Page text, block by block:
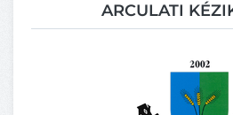
ARCULATI